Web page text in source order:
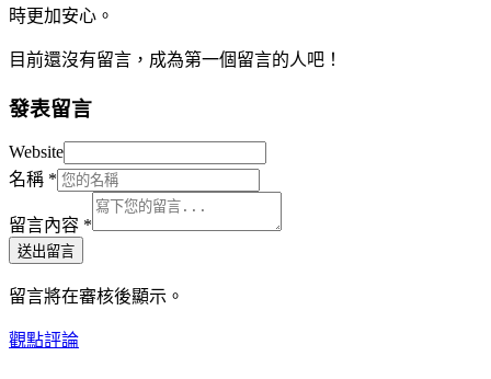
時更加安心。
目前還沒有留言，成為第一個留言的人吧！
發表留言
Website
名稱 *
留言內容 *
送出留言
留言將在審核後顯示。
觀點評論